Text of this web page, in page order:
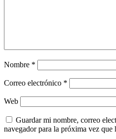
Nombre *
Correo electrónico *
Web
Guardar mi nombre, correo
navegador para la próxima vez que